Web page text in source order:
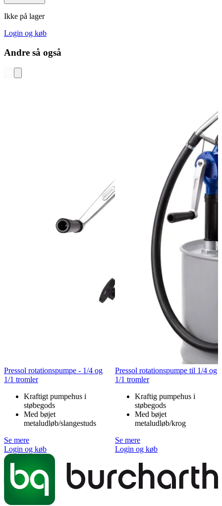
Ikke på lager
Login og køb
Andre så også
Pressol rotationspumpe - 1/4 og
1/1 tromler
Kraftigt pumpehus i
støbegods
Med bøjet
metaludløb/slangestuds
Se mere
Login og køb
Pressol rotationspumpe til 1/4 og
1/1 tromler
Kraftig pumpehus i
støbegods
Med bøjet
metaludløb/krog
Se mere
Login og køb